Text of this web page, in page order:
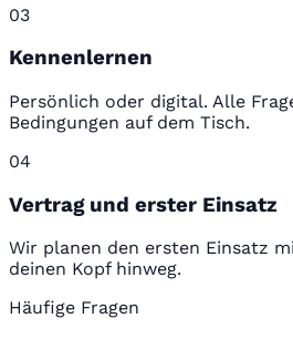
03
Kennenlernen
Persönlich oder digital. Alle
Bedingungen auf dem Tisch.
04
Vertrag und erster Einsatz
Wir planen den ersten Einsatz
deinen Kopf hinweg.
Häufige Fragen